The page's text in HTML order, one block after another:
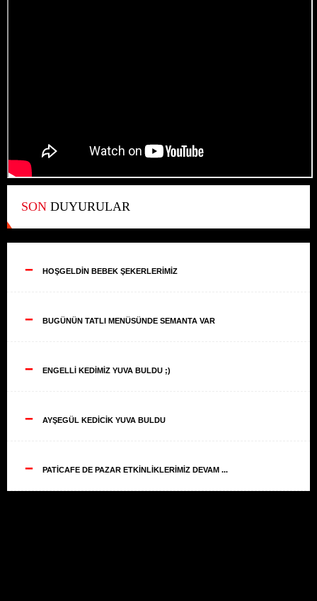
SON DUYURULAR
-- HOŞGELDİN BEBEK ŞEKERLERİMİZ
-- BUGÜNÜN TATLI MENÜSÜNDE SEMANTA VAR
-- ENGELLİ KEDİMİZ YUVA BULDU ;)
-- AYŞEGÜL KEDİCİK YUVA BULDU
-- PATİCAFE DE PAZAR ETKİNLİKLERİMİZ DEVAM ...